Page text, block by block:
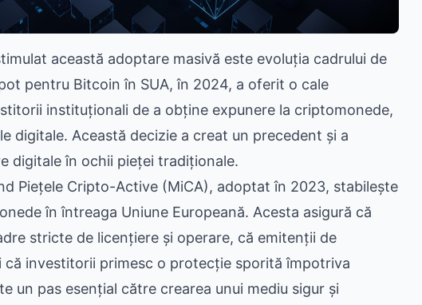
această adoptare masivă este evoluția cadrului de
pentru Bitcoin în SUA, în 2024, a oferit o cale
instituționali de a obține expunere la criptomonede,
digitale. Această decizie a creat un precedent și a
digitale în ochii pieței tradiționale.
Piețele Cripto-Active (MiCA), adoptat în 2023, stabilește
în întreaga Uniune Europeană. Acesta asigură că
stricte de licențiere și operare, că emitenții de
investitorii primesc o protecție sporită împotriva
un pas esențial către crearea unui mediu sigur și